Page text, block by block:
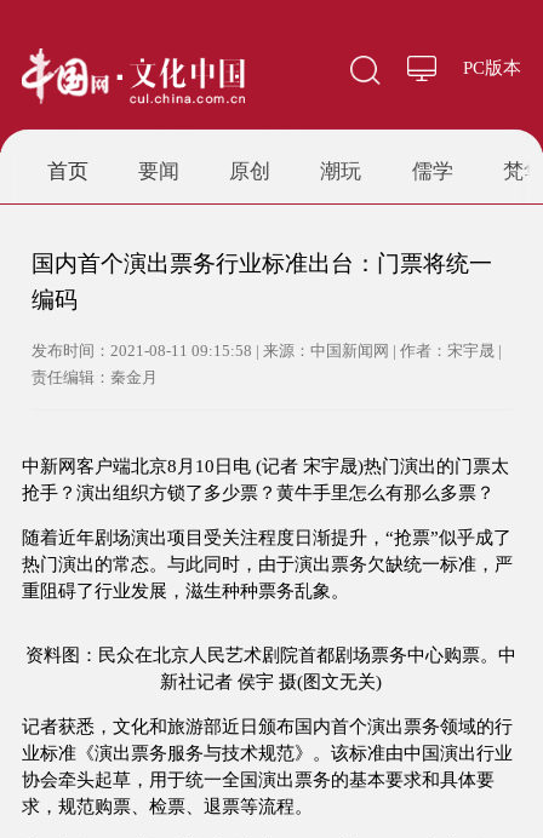
PC版本
首页 要闻 原创 潮玩 儒学 梵华
国内首个演出票务行业标准出台：门票将统一
编码
发布时间：2021-08-11 09:15:58 | 来源：中国新闻网 | 作者：宋宇晟 |
责任编辑：秦金月
中新网客户端北京8月10日电 (记者 宋宇晟)热门演出的门票太
抢手？演出组织方锁了多少票？黄牛手里怎么有那么多票？
随着近年剧场演出项目受关注程度日渐提升，“抢票”似乎成了
热门演出的常态。与此同时，由于演出票务欠缺统一标准，严
重阻碍了行业发展，滋生种种票务乱象。
资料图：民众在北京人民艺术剧院首都剧场票务中心购票。中
新社记者 侯宇 摄(图文无关)
记者获悉，文化和旅游部近日颁布国内首个演出票务领域的行
业标准《演出票务服务与技术规范》。该标准由中国演出行业
协会牵头起草，用于统一全国演出票务的基本要求和具体要
求，规范购票、检票、退票等流程。